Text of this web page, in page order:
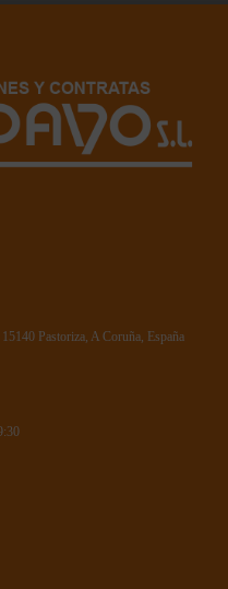
Pastoriza, A Coruña, España